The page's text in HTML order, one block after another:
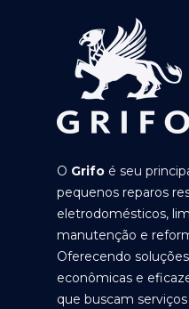
O Grifo é seu
pequenos reparos
eletrodomésticos,
manutenção e
Oferecendo
econômicas e
que buscam